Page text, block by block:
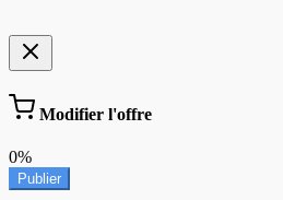
Modifier l'offre
0%
Publier